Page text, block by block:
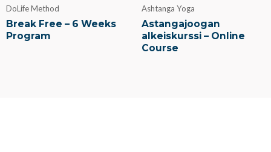
DoLife Method
Break Free – 6 Weeks
Program
Ashtanga Yoga
Astangajoogan
alkeiskurssi – Online
Course